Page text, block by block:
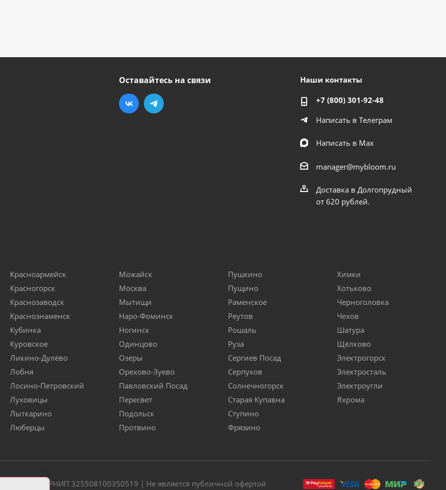
Оставайтесь на связи Наши контакты
+7 (800) 301-92-48
Написать в Телеграм
Написать в Мах
manager@mybloom.ru
Доставка в Долгопрудный
от 620 рублей.
Красноармейск
Красногорск
Краснозаводск
Краснознаменск
Кубинка
Куровское
Ликино-Дулёво
Лобня
Лосино-Петровский
Луховицы
Лыткарино
Люберцы
Можайск
Москва
Мытищи
Наро-Фоминск
Ногинск
Одинцово
Озёры
Орехово-Зуево
Павловский Посад
Пересвет
Подольск
Протвино
Пушкино
Пущино
Раменское
Реутов
Рошаль
Руза
Сергиев Посад
Серпухов
Солнечногорск
Старая Купавна
Ступино
Фрязино
Химки
Хотьково
Черноголовка
Чехов
Шатура
Щёлково
Электрогорск
Электросталь
Электроугли
Яхрома
| ОГРН/ОГРНИП 325508100350519 | Не является публичной офертой